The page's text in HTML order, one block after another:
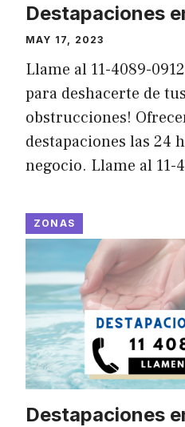
Destapaciones
MAY 17, 2023
Llame al 11-4089-
para deshacerte de
obstrucciones!
destapaciones las 24
negocio. Llame al 11-
ZONAS
Destapaciones